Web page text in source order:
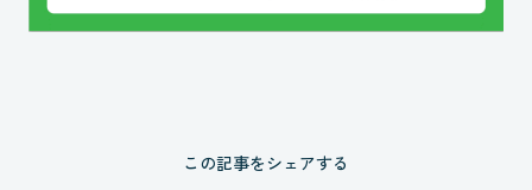
この記事をシェアする